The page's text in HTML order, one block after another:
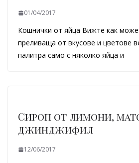
01/04/2017
Кошнички от яйца Вижте как може
преливаща от вкусове и цветове
палитра само с няколко яйца и
Сироп от лимони,
джинджифил
12/06/2017